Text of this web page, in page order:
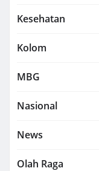
Kesehatan
Kolom
MBG
Nasional
News
Olah Raga